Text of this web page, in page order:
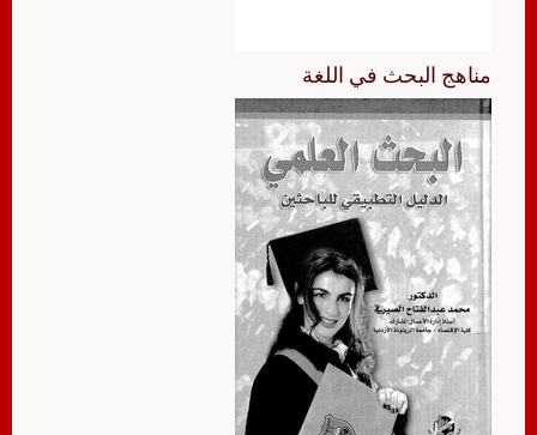
مناهج البحث في اللغة